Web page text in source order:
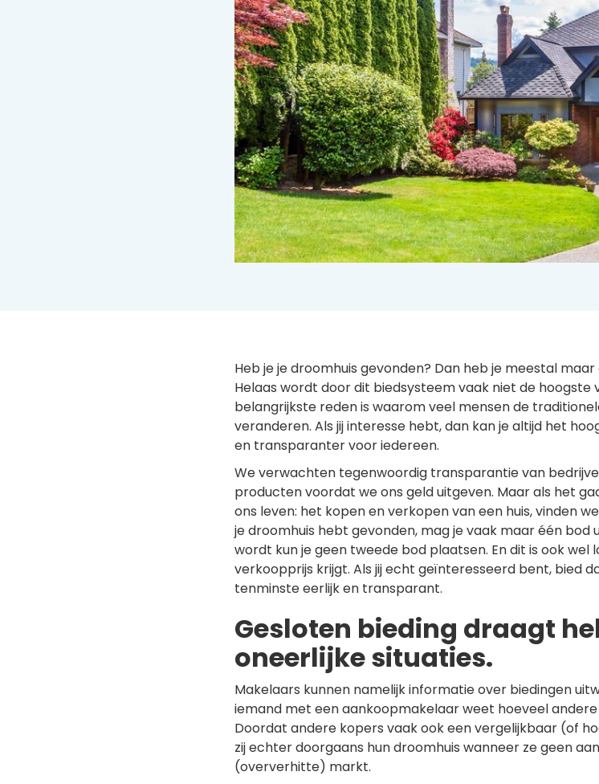
Heb je je droomhuis gevonden? Dan heb je meestal
Helaas wordt door dit biedsysteem vaak niet de hoogste
belangrijkste reden is waarom veel mensen de
veranderen. Als jij interesse hebt, dan kan je altijd het
en transparanter voor iedereen.
We verwachten tegenwoordig transparantie van
producten voordat we ons geld uitgeven. Maar als het
ons leven: het kopen en verkopen van een huis, vinden
je droomhuis hebt gevonden, mag je vaak maar één bod
wordt kun je geen tweede bod plaatsen. En dit is ook
verkoopprijs krijgt. Als jij echt geïnteresseerd bent, bied
tenminste eerlijk en transparant.
Gesloten bieding draagt
oneerlijke situaties.
Makelaars kunnen namelijk informatie over biedingen
iemand met een aankoopmakelaar weet hoeveel
Doordat andere kopers vaak ook een vergelijkbaar (of
zij echter doorgaans hun droomhuis wanneer ze geen
(oververhitte) markt.